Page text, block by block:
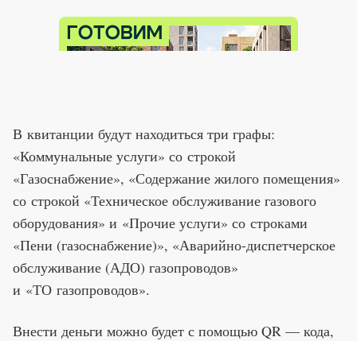
В квитанции будут находиться три графы:
«Коммунальные услуги» со строкой
«Газоснабжение», «Содержание жилого помещения»
со строкой «Техническое обслуживание газового
оборудования» и «Прочие услуги» со строками
«Пени (газоснабжение)», «Аварийно-диспетчерское
обслуживание (АДО) газопроводов»
и «ТО газопроводов».
Внести деньги можно будет с помощью QR — кода,